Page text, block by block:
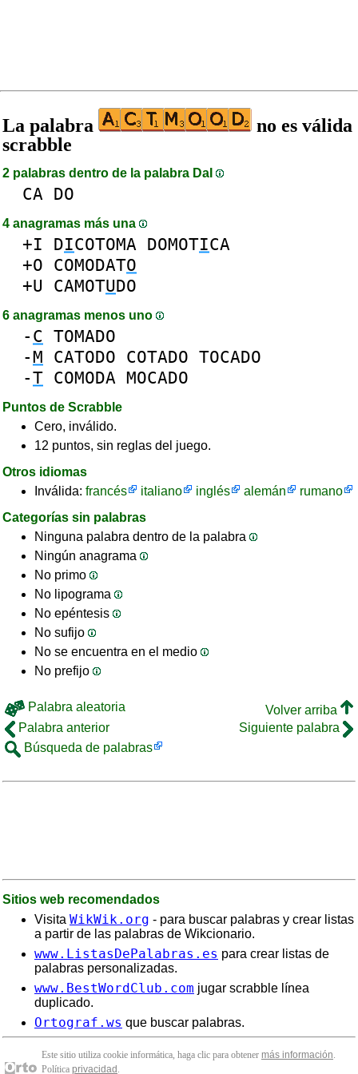
La palabra
no es válida
scrabble
2 palabras dentro de la palabra DaI
CA DO
4 anagramas más una
+I DICOTOMA DOMOTICA
+O COMODATO
+U CAMOTUDO
6 anagramas menos uno
- C TOMADO
-M CATODO COTADO TOCADO
-T COMODA MOCADO
Puntos de Scrabble
Cero, inválido.
12 puntos, sin reglas del juego.
Otros idiomas
Inválida: francés italiano inglés alemán
rumano
Categorías sin palabras
Ninguna palabra dentro de la palabra
Ningún anagrama
No primo
No lipograma
No epéntesis
No sufijo
No se encuentra en el medio
No prefijo
Palabra aleatoria
Volver arriba
Palabra anterior
Siguiente palabra
Búsqueda de palabras
Sitios web recomendados
Visita WikWik.org - para buscar palabras y crear listas
a partir de las palabras de Wikcionario.
www.ListasDePalabras.es para crear listas de
palabras personalizadas.
www.BestWordClub.com jugar scrabble línea
duplicado.
Ortograf.ws que buscar palabras.
Este sitio utiliza cookie informática, haga clic para obtener más información.
Política privacidad .